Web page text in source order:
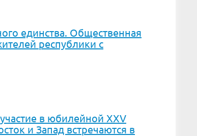
единства. Общественная
республики с
в юбилейной ХХV
и Запад встречаются в